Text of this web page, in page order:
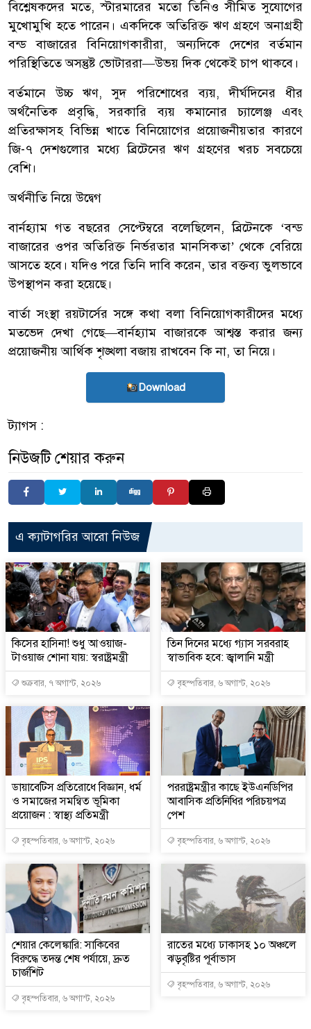
বিশ্লেষকদের মতে, স্টারমারের মতো তিনিও সীমিত সুযোগের
মুখোমুখি হতে পারেন। একদিকে অতিরিক্ত ঋণ গ্রহণে অনাগ্রহী
বন্ড বাজারের বিনিয়োগকারীরা, অন্যদিকে দেশের বর্তমান
পরিস্থিতিতে অসন্তুষ্ট ভোটাররা—উভয় দিক থেকেই চাপ থাকবে।
বর্তমানে উচ্চ ঋণ, সুদ পরিশোধের ব্যয়, দীর্ঘদিনের ধীর
অর্থনৈতিক প্রবৃদ্ধি, সরকারি ব্যয় কমানোর চ্যালেঞ্জ এবং
প্রতিরক্ষাসহ বিভিন্ন খাতে বিনিয়োগের প্রয়োজনীয়তার কারণে
জি-৭ দেশগুলোর মধ্যে ব্রিটেনের ঋণ গ্রহণের খরচ সবচেয়ে
বেশি।
অর্থনীতি নিয়ে উদ্বেগ
বার্নহ্যাম গত বছরের সেপ্টেম্বরে বলেছিলেন, ব্রিটেনকে ‘বন্ড
বাজারের ওপর অতিরিক্ত নির্ভরতার মানসিকতা’ থেকে বেরিয়ে
আসতে হবে। যদিও পরে তিনি দাবি করেন, তার বক্তব্য ভুলভাবে
উপস্থাপন করা হয়েছে।
বার্তা সংস্থা রয়টার্সের সঙ্গে কথা বলা বিনিয়োগকারীদের মধ্যে
মতভেদ দেখা গেছে—বার্নহ্যাম বাজারকে আশ্বস্ত করার জন্য
প্রয়োজনীয় আর্থিক শৃঙ্খলা বজায় রাখবেন কি না, তা নিয়ে।
Download
ট্যাগস :
নিউজটি শেয়ার করুন
এ ক্যাটাগরির আরো নিউজ
কিসের হাসিনা! শুধু আওয়াজ-
টাওয়াজ শোনা যায়: স্বরাষ্ট্রমন্ত্রী
শুক্রবার, ৭ অগাস্ট, ২০২৬
তিন দিনের মধ্যে গ্যাস সরবরাহ
স্বাভাবিক হবে: জ্বালানি মন্ত্রী
বৃহস্পতিবার, ৬ অগাস্ট, ২০২৬
ডায়াবেটিস প্রতিরোধে বিজ্ঞান, ধর্ম
ও সমাজের সমন্বিত ভূমিকা
প্রয়োজন : স্বাস্থ্য প্রতিমন্ত্রী
বৃহস্পতিবার, ৬ অগাস্ট, ২০২৬
পররাষ্ট্রমন্ত্রীর কা‌ছে ইউএনডিপির
আবাসিক প্রতিনিধির পরিচয়পত্র
পেশ
বৃহস্পতিবার, ৬ অগাস্ট, ২০২৬
শেয়ার কেলেঙ্কারি: সাকিবের
বিরুদ্ধে তদন্ত শেষ পর্যায়ে, দ্রুত
চার্জশিট
বৃহস্পতিবার, ৬ অগাস্ট, ২০২৬
রাতের মধ্যে ঢাকাসহ ১০ অঞ্চলে
ঝড়বৃষ্টির পূর্বাভাস
বৃহস্পতিবার, ৬ অগাস্ট, ২০২৬